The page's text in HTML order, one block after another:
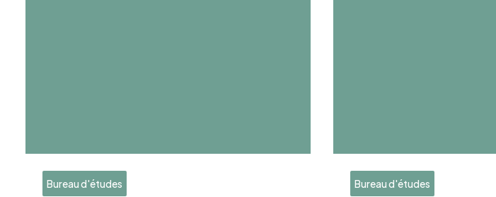
Bureau d'études Bureau d'études